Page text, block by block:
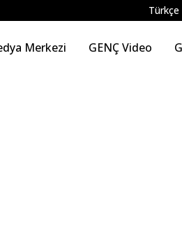
Türkçe
Merkezi GENÇ Video